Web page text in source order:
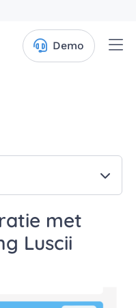
Demo
met
Luscii